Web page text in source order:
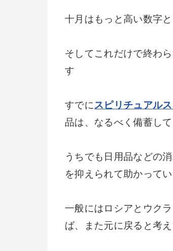
十月はもっと高い数字
そしてこれだけで終わ
す
すでにスピリチュアル
品は、なるべく備蓄し
うちでも日用品などの
を抑えられて助かって
一般にはロシアとウク
ば、また元に戻ると考